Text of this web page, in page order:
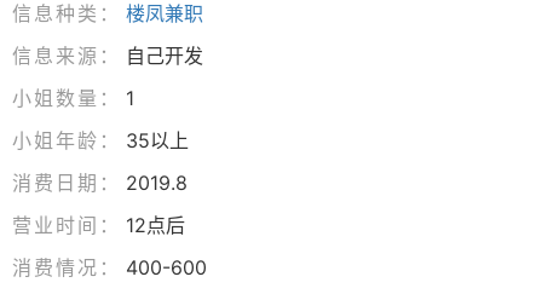
信息种类：
楼凤兼职
信息来源：
自己开发
小姐数量：
1
小姐年龄：
35以上
消费日期：
2019.8
营业时间：
12点后
消费情况：
400-600